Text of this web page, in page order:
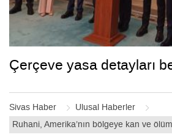
Sivas Haber
Ulusal Haberler
Ruhani, Amerika’nın bölgeye kan ve
Çerçeve yasa detayları